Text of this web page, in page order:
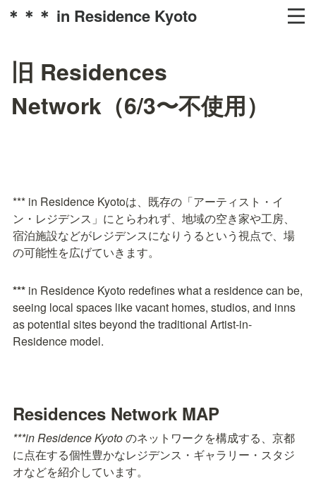
＊＊＊ in Residence Kyoto
旧 Residences
Network（6/3〜不使用）
*** in Residence Kyotoは、既存の「アーティスト・イ
ン・レジデンス」にとらわれず、地域の空き家や工房、
宿泊施設などがレジデンスになりうるという視点で、場
の可能性を広げていきます。
*** in Residence Kyoto redefines what a residence can be,
seeing local spaces like vacant homes, studios, and inns
as potential sites beyond the traditional Artist-in-
Residence model.
Residences Network MAP
***in Residence Kyoto のネットワークを構成する、京都
に点在する個性豊かなレジデンス・ギャラリー・スタジ
オなどを紹介しています。